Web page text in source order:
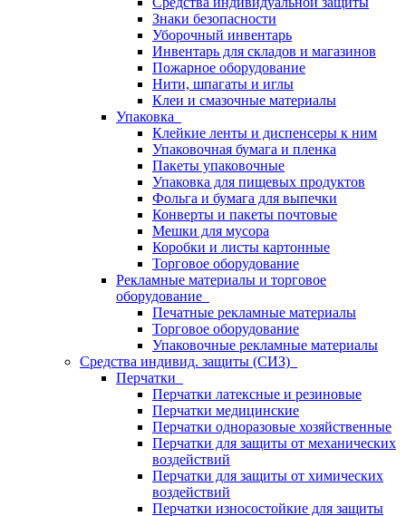
Знаки безопасности
Уборочный инвентарь
Инвентарь для складов и магазинов
Пожарное оборудование
Нити, шпагаты и иглы
Клеи и смазочные материалы
Упаковка
Клейкие ленты и диспенсеры к ним
Упаковочная бумага и пленка
Пакеты упаковочные
Упаковка для пищевых продуктов
Фольга и бумага для выпечки
Конверты и пакеты почтовые
Мешки для мусора
Коробки и листы картонные
Торговое оборудование
Рекламные материалы и торговое
оборудование
Печатные рекламные материалы
Торговое оборудование
Упаковочные рекламные материалы
Средства индивид. защиты (СИЗ)
Перчатки
Перчатки латексные и резиновые
Перчатки медицинские
Перчатки одноразовые хозяйственные
Перчатки для защиты от механических
воздействий
Перчатки для защиты от химических
воздействий
Перчатки износостойкие для защиты